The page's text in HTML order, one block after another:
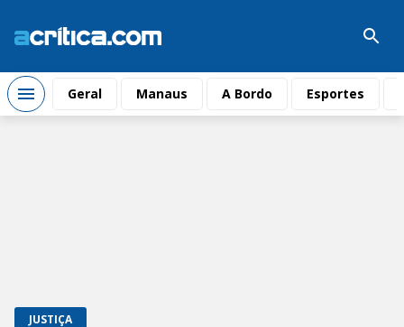
Geral Manaus A Bordo Esportes
JUSTIÇA